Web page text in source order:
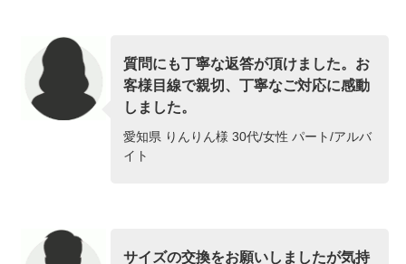
質問にも丁寧な返答が頂けました。お
客様目線で親切、丁寧なご対応に感動
しました。
愛知県 りんりん様 30代/女性 パート/アルバ
イト
サイズの交換をお願いしましたが気持